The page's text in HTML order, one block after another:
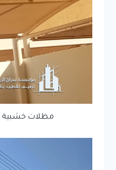
مظلات خشبية